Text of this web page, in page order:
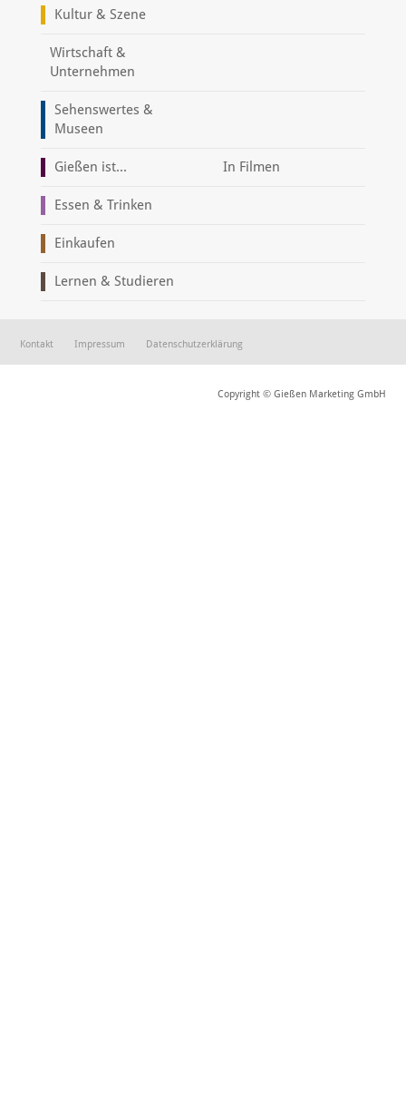
Kultur & Szene
Wirtschaft &
Unternehmen
Sehenswertes &
Museen
Gießen ist... In Filmen
Essen & Trinken
Einkaufen
Lernen & Studieren
Kontakt Impressum Datenschutzerklärung
Copyright © Gießen Marketing GmbH